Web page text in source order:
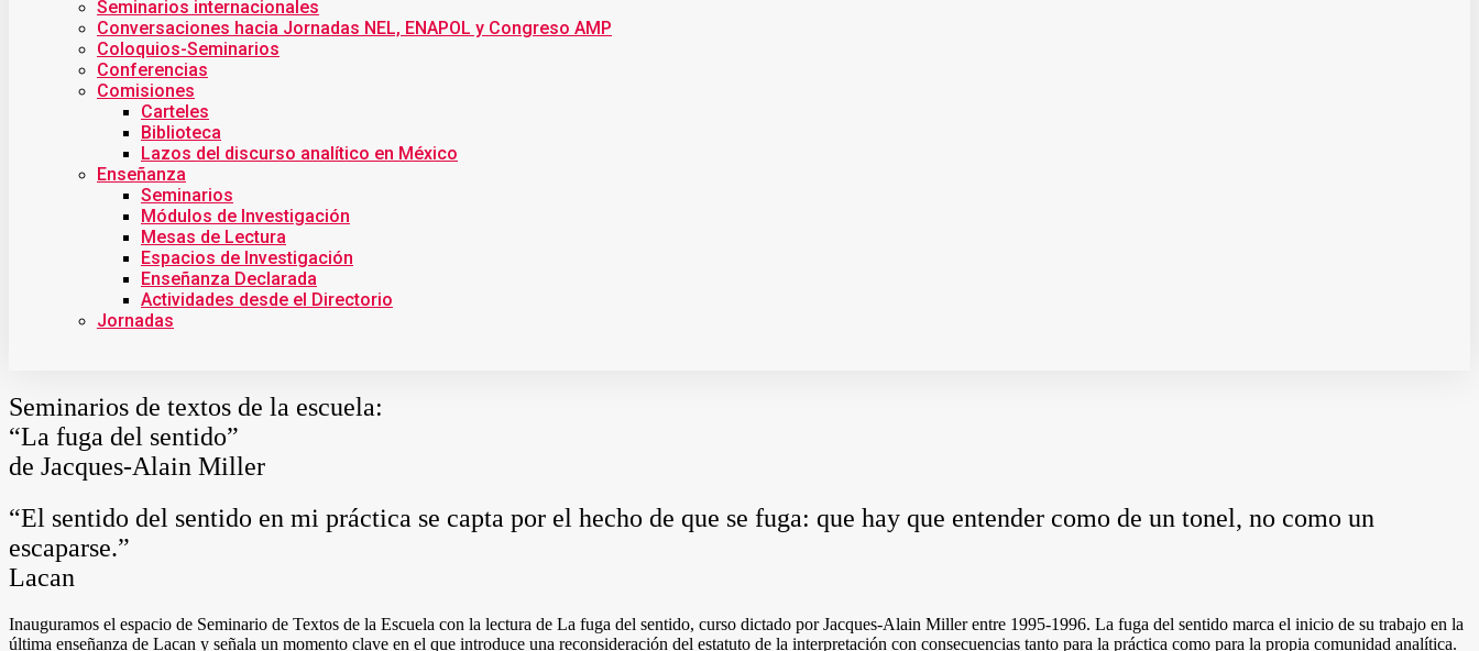
Seminarios internacionales
Conversaciones hacia Jornadas NEL, ENAPOL y Congreso AMP
Coloquios-Seminarios
Conferencias
Comisiones
Carteles
Biblioteca
Lazos del discurso analítico en México
Enseñanza
Seminarios
Módulos de Investigación
Mesas de Lectura
Espacios de Investigación
Enseñanza Declarada
Actividades desde el Directorio
Jornadas
Seminarios de textos de la escuela:
“La fuga del sentido”
de Jacques-Alain Miller
“El sentido del sentido en mi práctica se capta por el hecho de que se fuga: que hay que entender como de un tonel, no como un
escaparse.”
Lacan
Inauguramos el espacio de Seminario de Textos de la Escuela con la lectura de La fuga del sentido, curso dictado por Jacques-Alain Miller entre 1995-1996. La fuga del sentido marca el inicio de su trabajo en la
última enseñanza de Lacan y señala un momento clave en el que introduce una reconsideración del estatuto de la interpretación con consecuencias tanto para la práctica como para la propia comunidad analítica.